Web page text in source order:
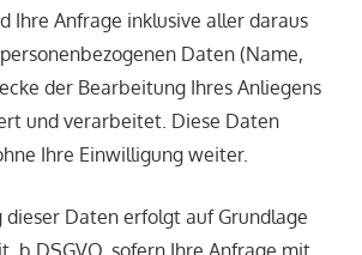
Ihre Anfrage inklusive aller daraus
Daten (Name,
der Bearbeitung Ihres Anliegens
und verarbeitet. Diese Daten
Ihre Einwilligung weiter.
Daten erfolgt auf Grundlage
b DSGVO, sofern Ihre Anfrage mit